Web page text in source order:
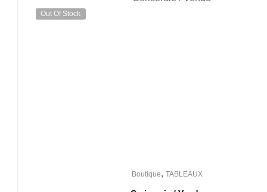
Out Of Stock
Boutique, TABLEAUX